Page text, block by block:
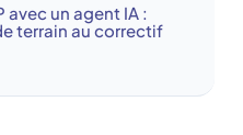
avec un agent IA :
terrain au correctif